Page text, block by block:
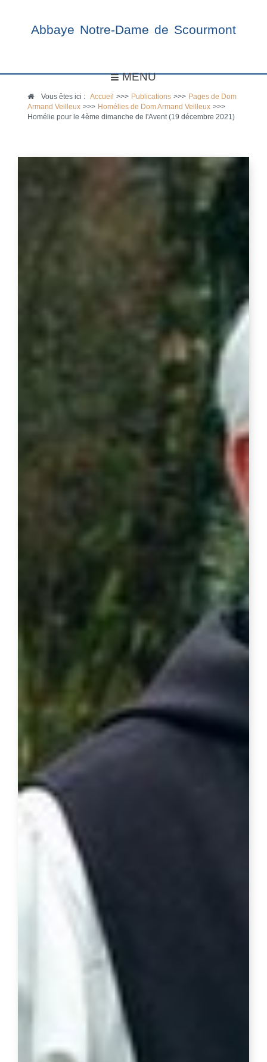
Abbaye Notre-Dame de Scourmont
MENU
Vous êtes ici :Accueil >>> Publications >>> Pages de Dom
Armand Veilleux >>> Homélies de Dom Armand Veilleux >>>
Homélie pour le 4ème dimanche de l'Avent (19 décembre 2021)